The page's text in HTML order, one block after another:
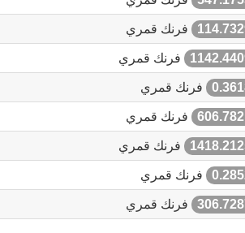
فرنك قمري
فرنك قمري
فرنك قمري
فرنك قمري
فرنك قمري
فرنك قمري
فرنك قمري